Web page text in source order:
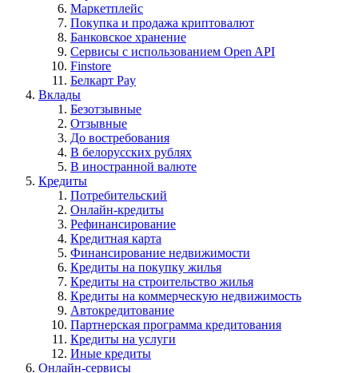
Маркетплейс
Покупка и продажа криптовалют
Банковское хранение
Сервисы с использованием Open API
Finstore
Белкарт Pay
Вклады
Безотзывные
Отзывные
До востребования
В белорусских рублях
В иностранной валюте
Кредиты
Потребительский
Онлайн-кредиты
Рефинансирование
Кредитная карта
Финансирование недвижимости
Кредиты на покупку жилья
Кредиты на строительство жилья
Кредиты на коммерческую недвижимость
Автокредитование
Партнерская программа кредитования
Кредиты на услуги
Иные кредиты
Онлайн-сервисы